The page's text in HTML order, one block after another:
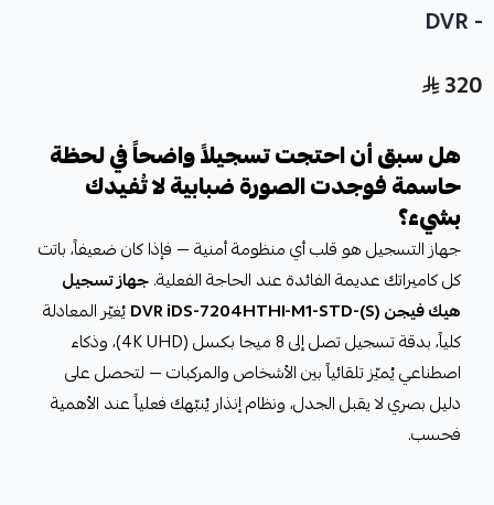
- DVR
320
هل سبق أن احتجت تسجيلاً واضحاً في لحظة
حاسمة فوجدت الصورة ضبابية لا تُفيدك
بشيء؟
جهاز التسجيل هو قلب أي منظومة أمنية — فإذا كان ضعيفاً، باتت
كل كاميراتك عديمة الفائدة عند الحاجة الفعلية.جهاز تسجيل
هيك فيجن DVR iDS-7204HTHI-M1-STD-(S)
يُغيّر المعادلة
كلياً، بدقة تسجيل تصل إلى 8 ميجا بكسل (4K UHD)، وذكاء
اصطناعي يُميّز تلقائياً بين الأشخاص والمركبات — لتحصل على
دليل بصري لا يقبل الجدل، ونظام إنذار يُنبّهك فعلياً عند الأهمية
فحسب.